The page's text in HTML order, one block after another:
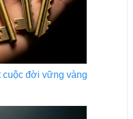
cuộc đời vững vàng